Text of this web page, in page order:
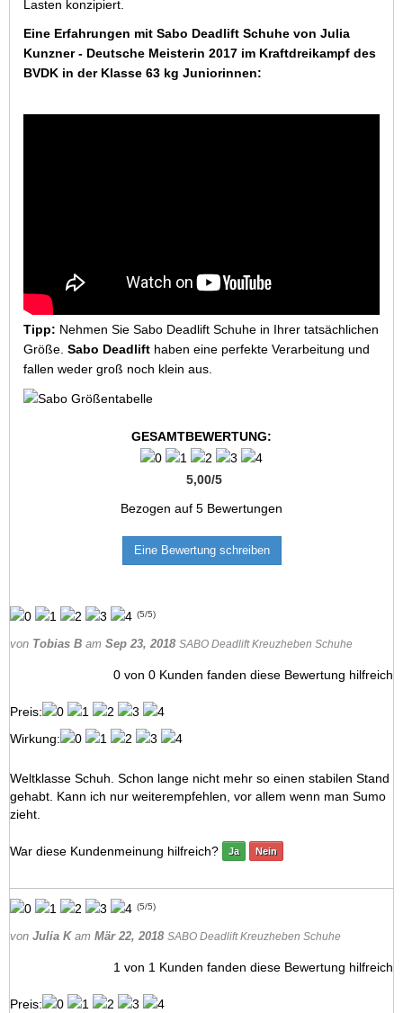
Lasten konzipiert.
Eine Erfahrungen mit Sabo Deadlift Schuhe von Julia
Kunzner - Deutsche Meisterin 2017 im Kraftdreikampf des
BVDK in der Klasse 63 kg Juniorinnen:
Tipp: Nehmen Sie Sabo Deadlift Schuhe in Ihrer tatsächlichen
Größe. Sabo Deadlift haben eine perfekte Verarbeitung und
fallen weder groß noch klein aus.
GESAMTBEWERTUNG:
5,00/5
Bezogen auf 5 Bewertungen
Eine Bewertung schreiben
(5/5)
von Tobias B am Sep 23, 2018 SABO Deadlift Kreuzheben Schuhe
0 von 0 Kunden fanden diese Bewertung hilfreich
Preis:
Wirkung:
Weltklasse Schuh. Schon lange nicht mehr so einen stabilen Stand
gehabt. Kann ich nur weiterempfehlen, vor allem wenn man Sumo
zieht.
War diese Kundenmeinung hilfreich? Ja Nein
(5/5)
von Julia Kam Mär 22, 2018 SABO Deadlift Kreuzheben Schuhe
1 von 1 Kunden fanden diese Bewertung hilfreich
Preis: